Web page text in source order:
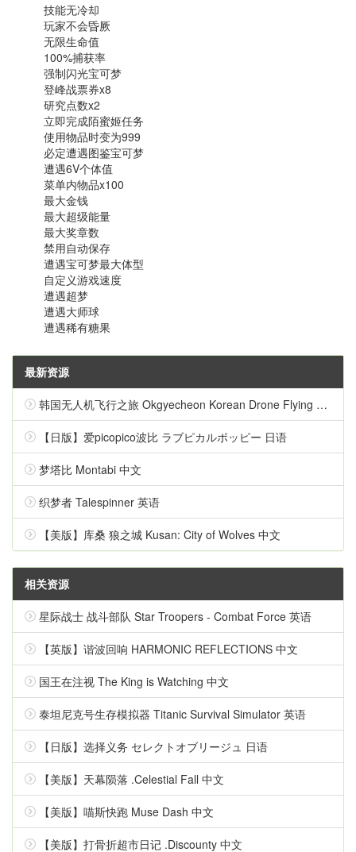
技能无冷却
玩家不会昏厥
无限生命值
100%捕获率
强制闪光宝可梦
登峰战票券x8
研究点数x2
立即完成陌蜜姬任务
使用物品时变为999
必定遭遇图鉴宝可梦
遭遇6V个体值
菜单内物品x100
最大金钱
最大超级能量
最大奖章数
禁用自动保存
遭遇宝可梦最大体型
自定义游戏速度
遭遇超梦
遭遇大师球
遭遇稀有糖果
最新资源
韩国无人机飞行之旅 Okgyecheon Korean Drone Flying Tour Okgyecheon 中文
【日版】爱picopico波比 ラブピカルポッピー 日语
梦塔比 Montabi 中文
织梦者 Talespinner 英语
【美版】库桑 狼之城 Kusan: City of Wolves 中文
相关资源
星际战士 战斗部队 Star Troopers - Combat Force 英语
【英版】谐波回响 HARMONIC REFLECTIONS 中文
国王在注视 The King is Watching 中文
泰坦尼克号生存模拟器 Titanic Survival Simulator 英语
【日版】选择义务 セレクトオブリージュ 日语
【美版】天幕陨落 .Celestial Fall 中文
【美版】喵斯快跑 Muse Dash 中文
【美版】打骨折超市日记 .Discounty 中文